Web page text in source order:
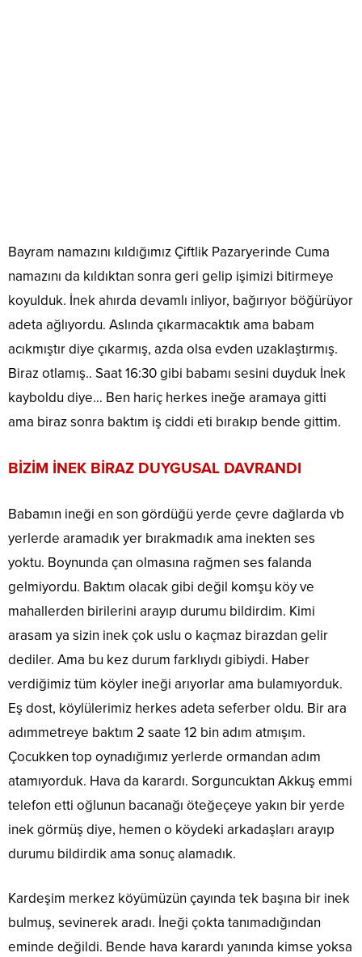
Bayram namazını kıldığımız Çiftlik Pazaryerinde Cuma
namazını da kıldıktan sonra geri gelip işimizi bitirmeye
koyulduk. İnek ahırda devamlı inliyor, bağırıyor böğürüyor
adeta ağlıyordu. Aslında çıkarmacaktık ama babam
acıkmıştır diye çıkarmış, azda olsa evden uzaklaştırmış.
Biraz otlamış.. Saat 16:30 gibi babamı sesini duyduk İnek
kayboldu diye… Ben hariç herkes ineğe aramaya gitti
ama biraz sonra baktım iş ciddi eti bırakıp bende gittim.
BİZİM İNEK BİRAZ DUYGUSAL DAVRANDI
Babamın ineği en son gördüğü yerde çevre dağlarda vb
yerlerde aramadık yer bırakmadık ama inekten ses
yoktu. Boynunda çan olmasına rağmen ses falanda
gelmiyordu. Baktım olacak gibi değil komşu köy ve
mahallerden birilerini arayıp durumu bildirdim. Kimi
arasam ya sizin inek çok uslu o kaçmaz birazdan gelir
dediler. Ama bu kez durum farklıydı gibiydi. Haber
verdiğimiz tüm köyler ineği arıyorlar ama bulamıyorduk.
Eş dost, köylülerimiz herkes adeta seferber oldu. Bir ara
adımmetreye baktım 2 saate 12 bin adım atmışım.
Çocukken top oynadığımız yerlerde ormandan adım
atamıyorduk. Hava da karardı. Sorguncuktan Akkuş emmi
telefon etti oğlunun bacanağı öteğeçeye yakın bir yerde
inek görmüş diye, hemen o köydeki arkadaşları arayıp
durumu bildirdik ama sonuç alamadık.
Kardeşim merkez köyümüzün çayında tek başına bir inek
bulmuş, sevinerek aradı. İneği çokta tanımadığından
eminde değildi. Bende hava karardı yanında kimse yoksa